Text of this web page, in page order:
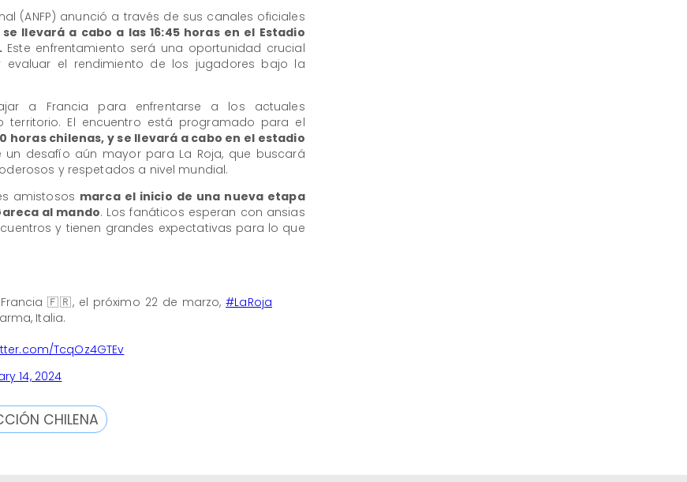
(ANFP) anunció a través de sus canales oficiales
llevará a cabo a las 16:45 horas en el Estadio
Este enfrentamiento será una oportunidad crucial
el rendimiento de los jugadores bajo la
a Francia para enfrentarse a los actuales
El encuentro está programado para el
horas chilenas, y se llevará a cabo en el estadio
un desafío aún mayor para La Roja, que buscará
y respetados a nivel mundial.
amistosos marca el inicio de una nueva etapa
al mando. Los fanáticos esperan con ansias
y tienen grandes expectativas para lo que
🇫🇷, el próximo 22 de marzo,#LaRoja
Italia.
TcqOz4GTEv
14, 2024
CHILENA